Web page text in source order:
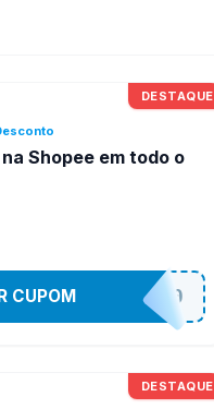
DESTAQUE
na Shopee em todo o
S4B4D070
CUPOM
DESTAQUE